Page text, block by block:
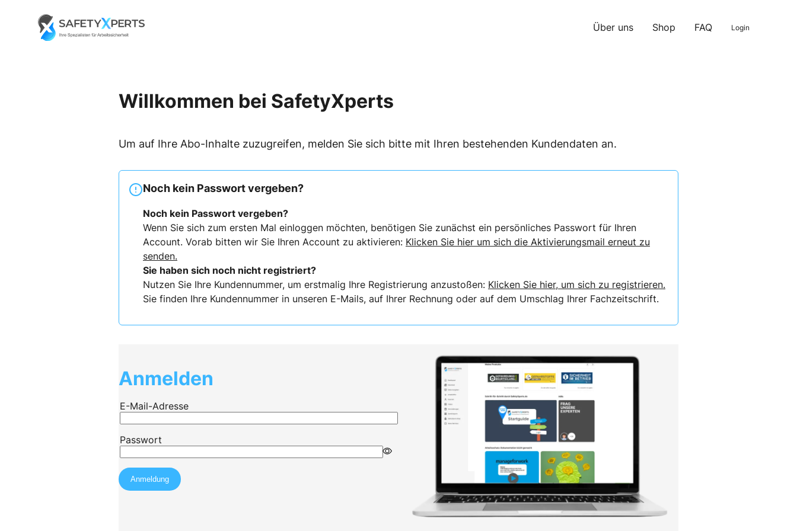
Go to landing page.
Über uns Shop FAQ Login
Willkommen bei SafetyXperts
Um auf Ihre Abo-Inhalte zuzugreifen, melden Sie sich bitte mit Ihren bestehenden Kundendaten an.
Noch kein Passwort vergeben?
Noch kein Passwort vergeben?
Wenn Sie sich zum ersten Mal einloggen möchten, benötigen Sie zunächst ein persönliches Passwort für Ihren
Account. Vorab bitten wir Sie Ihren Account zu aktivieren: Klicken Sie hier um sich die Aktivierungsmail erneut zu
senden.
Sie haben sich noch nicht registriert?
Nutzen Sie Ihre Kundennummer, um erstmalig Ihre Registrierung anzustoßen: Klicken Sie hier, um sich zu registrieren.
Sie finden Ihre Kundennummer in unseren E-Mails, auf Ihrer Rechnung oder auf dem Umschlag Ihrer Fachzeitschrift.
Anmelden